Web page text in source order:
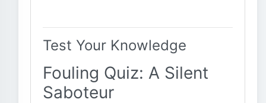
Test Your Knowledge
Fouling Quiz: A Silent
Saboteur